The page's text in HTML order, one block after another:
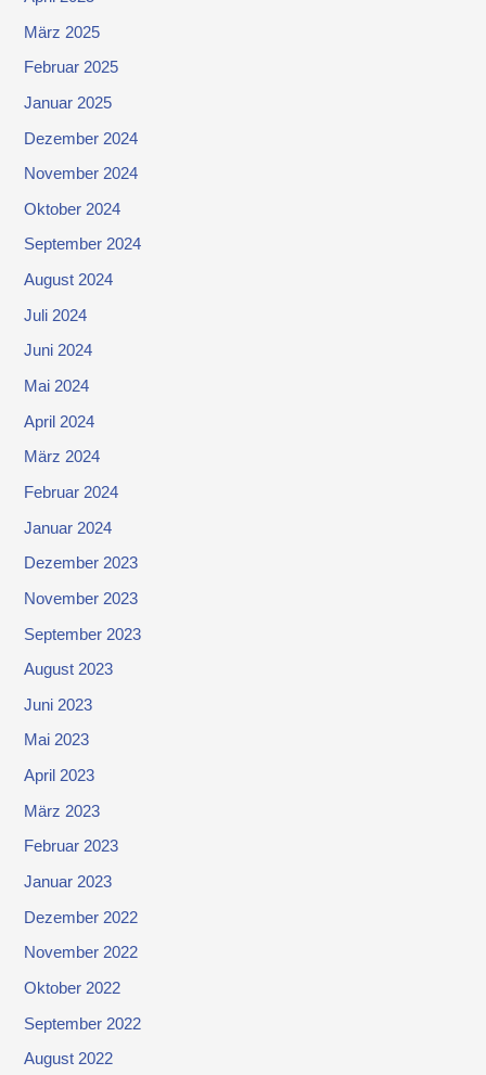
März 2025
Februar 2025
Januar 2025
Dezember 2024
November 2024
Oktober 2024
September 2024
August 2024
Juli 2024
Juni 2024
Mai 2024
April 2024
März 2024
Februar 2024
Januar 2024
Dezember 2023
November 2023
September 2023
August 2023
Juni 2023
Mai 2023
April 2023
März 2023
Februar 2023
Januar 2023
Dezember 2022
November 2022
Oktober 2022
September 2022
August 2022